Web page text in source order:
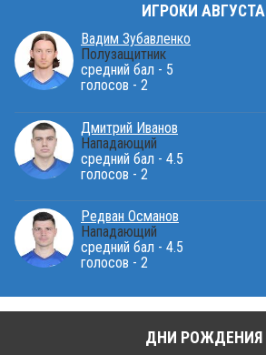
ИГРОКИ АВГУСТА
Вадим Зубавленко
Полузащитник
средний бал - 5
голосов - 2
Дмитрий Иванов
Нападающий
средний бал - 4.5
голосов - 2
Редван Османов
Нападающий
средний бал - 4.5
голосов - 2
ДНИ РОЖДЕНИЯ